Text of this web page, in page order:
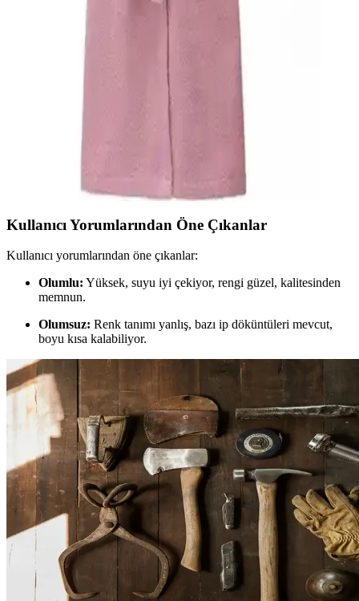
Bu karşılaştırmada çocuklar ve yetişkinler için tasarlanmış Baveno
Oyalı Textile Organik Pamuk ve Rozet Tekstil
Büyük Beden Bornoz Karşılaştırması
İki bornoz ürününün malzeme, emicilik, beden ve kullanıcı
memnuniyeti açısından detaylı karşılaştırması, kalite ve kullanım
özellikleriyle ilgili önemli bilgiler içeriyor.
Kullanıcı Yorumlarından Öne Çıkanlar
Kullanıcı yorumlarından öne çıkanlar:
Olumlu: Yüksek, suyu iyi çekiyor, rengi güzel, kalitesinden
memnun.
Olumsuz: Renk tanımı yanlış, bazı ip döküntüleri mevcut,
boyu kısa kalabiliyor.